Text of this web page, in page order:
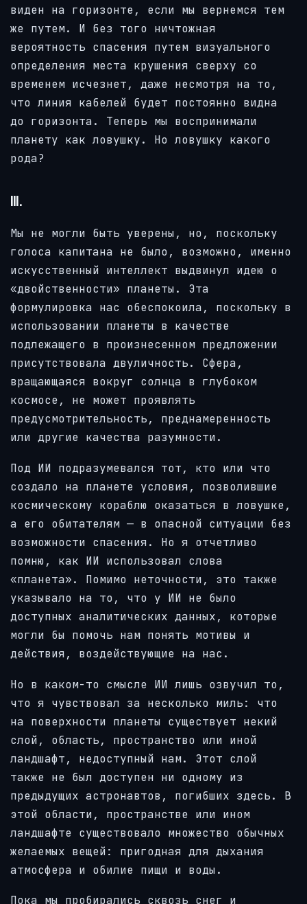
виден на горизонте, если мы вернемся тем
же путем. И без того ничтожная
вероятность спасения путем визуального
определения места крушения сверху со
временем исчезнет, даже несмотря на то,
что линия кабелей будет постоянно видна
до горизонта. Теперь мы воспринимали
планету как ловушку. Но ловушку какого
рода?
III.
Мы не могли быть уверены, но, поскольку
голоса капитана не было, возможно, именно
искусственный интеллект выдвинул идею о
«двойственности» планеты. Эта
формулировка нас обеспокоила, поскольку в
использовании планеты в качестве
подлежащего в произнесенном предложении
присутствовала двуличность. Сфера,
вращающаяся вокруг солнца в глубоком
космосе, не может проявлять
предусмотрительность, преднамеренность
или другие качества разумности.
Под ИИ подразумевался тот, кто или что
создало на планете условия, позволившие
космическому кораблю оказаться в ловушке,
а его обитателям — в опасной ситуации без
возможности спасения. Но я отчетливо
помню, как ИИ использовал слова
«планета». Помимо неточности, это также
указывало на то, что у ИИ не было
доступных аналитических данных, которые
могли бы помочь нам понять мотивы и
действия, воздействующие на нас.
Но в каком-то смысле ИИ лишь озвучил то,
что я чувствовал за несколько миль: что
на поверхности планеты существует некий
слой, область, пространство или иной
ландшафт, недоступный нам. Этот слой
также не был доступен ни одному из
предыдущих астронавтов, погибших здесь. В
этой области, пространстве или ином
ландшафте существовало множество обычных
желаемых вещей: пригодная для дыхания
атмосфера и обилие пищи и воды.
Пока мы пробирались сквозь снег и